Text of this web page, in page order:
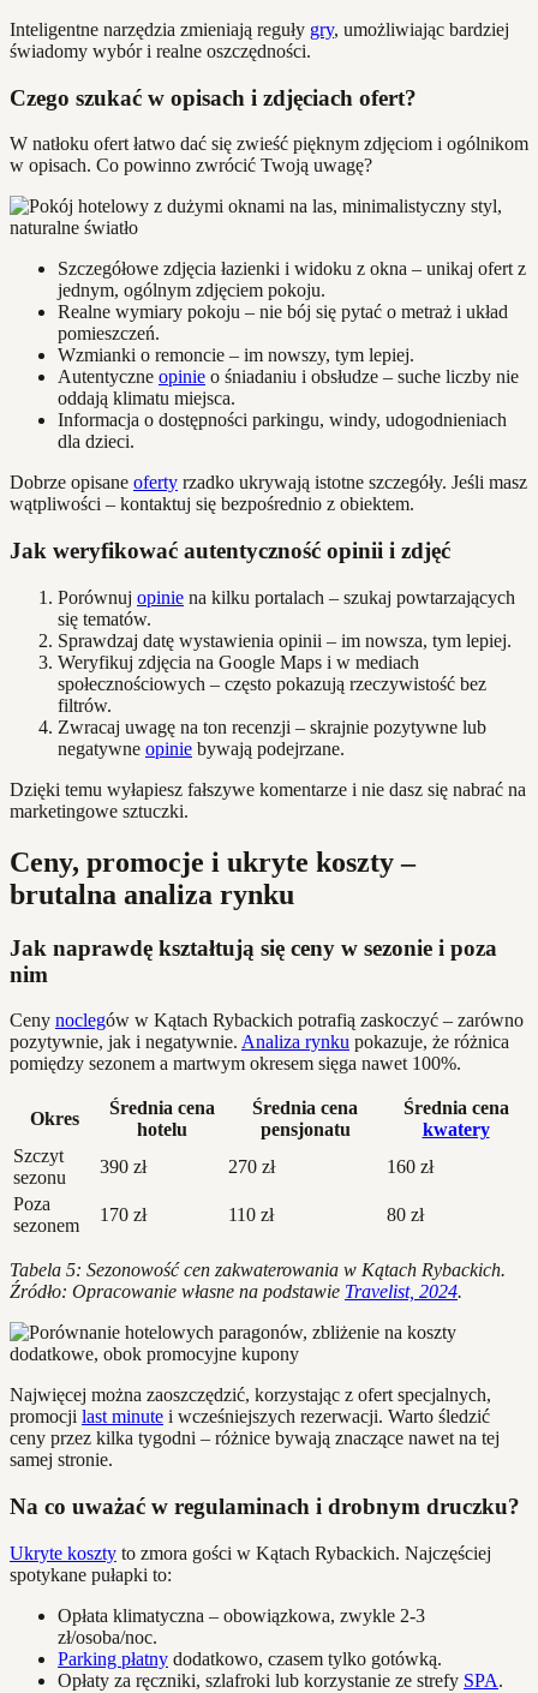
Inteligentne narzędzia zmieniają reguły gry, umożliwiając bardziej
świadomy wybór i realne oszczędności.
Czego szukać w opisach i zdjęciach ofert?
W natłoku ofert łatwo dać się zwieść pięknym zdjęciom i ogólnikom
w opisach. Co powinno zwrócić Twoją uwagę?
Szczegółowe zdjęcia łazienki i widoku z okna – unikaj ofert z
jednym, ogólnym zdjęciem pokoju.
Realne wymiary pokoju – nie bój się pytać o metraż i układ
pomieszczeń.
Wzmianki o remoncie – im nowszy, tym lepiej.
Autentyczne opinie o śniadaniu i obsłudze – suche liczby nie
oddają klimatu miejsca.
Informacja o dostępności parkingu, windy, udogodnieniach
dla dzieci.
Dobrze opisane oferty rzadko ukrywają istotne szczegóły. Jeśli masz
wątpliwości – kontaktuj się bezpośrednio z obiektem.
Jak weryfikować autentyczność opinii i zdjęć
Porównuj opinie na kilku portalach – szukaj powtarzających
się tematów.
Sprawdzaj datę wystawienia opinii – im nowsza, tym lepiej.
Weryfikuj zdjęcia na Google Maps i w mediach
społecznościowych – często pokazują rzeczywistość bez
filtrów.
Zwracaj uwagę na ton recenzji – skrajnie pozytywne lub
negatywne opinie bywają podejrzane.
Dzięki temu wyłapiesz fałszywe komentarze i nie dasz się nabrać na
marketingowe sztuczki.
Ceny, promocje i ukryte koszty –
brutalna analiza rynku
Jak naprawdę kształtują się ceny w sezonie i poza
nim
Ceny noclegów w Kątach Rybackich potrafią zaskoczyć – zarówno
pozytywnie, jak i negatywnie. Analiza rynku pokazuje, że różnica
pomiędzy sezonem a martwym okresem sięga nawet 100%.
Okres
Średnia cena
hotelu
Średnia cena
pensjonatu
Średnia cena
kwatery
Szczyt
sezonu
390 zł 270 zł
160 zł
Poza
sezonem
170 zł 110 zł 80 zł
Tabela 5: Sezonowość cen zakwaterowania w Kątach Rybackich.
Źródło: Opracowanie własne na podstawie Travelist, 2024.
Najwięcej można zaoszczędzić, korzystając z ofert specjalnych,
promocji last minute i wcześniejszych rezerwacji. Warto śledzić
ceny przez kilka tygodni – różnice bywają znaczące nawet na tej
samej stronie.
Na co uważać w regulaminach i drobnym druczku?
Ukryte koszty to zmora gości w Kątach Rybackich. Najczęściej
spotykane pułapki to:
Opłata klimatyczna – obowiązkowa, zwykle 2-3
zł/osoba/noc.
Parking płatny dodatkowo, czasem tylko gotówką.
Opłaty za ręczniki, szlafroki lub korzystanie ze strefy SPA.